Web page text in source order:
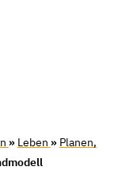
» Leben » Planen,